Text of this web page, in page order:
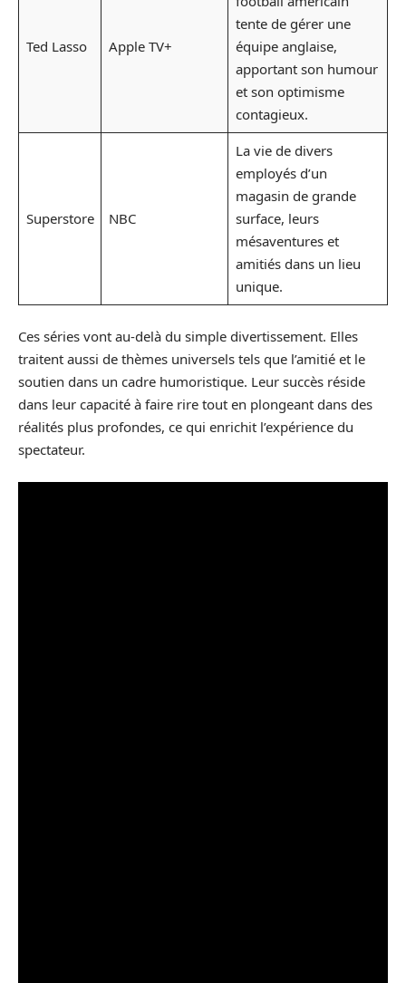
Ted Lasso Apple TV+
tente de gérer une
équipe anglaise,
apportant son humour
et son optimisme
contagieux.
Superstore NBC
La vie de divers
employés d’un
magasin de grande
surface, leurs
mésaventures et
amitiés dans un lieu
unique.
Ces séries vont au-delà du simple divertissement. Elles
traitent aussi de thèmes universels tels que l’amitié et le
soutien dans un cadre humoristique. Leur succès réside
dans leur capacité à faire rire tout en plongeant dans des
réalités plus profondes, ce qui enrichit l’expérience du
spectateur.